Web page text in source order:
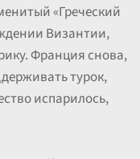
«Греческий
Византии,
Франция снова,
турок,
испарилось,